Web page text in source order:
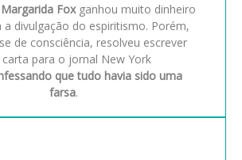
Margarida Foxganhou muito dinheiro
divulgação do espiritismo. Porém,
de consciência, resolveu escrever
carta para o jornal New York
que tudo havia sido uma
farsa.